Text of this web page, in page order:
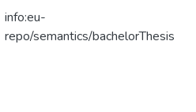
info:eu-
repo/semantics/bachelorThesis